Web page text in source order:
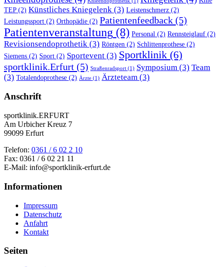
TEP(2) Künstliches Kniegelenk (3) Leistenschmerz (2)
Leistungssport (2) Orthopädie (2) Patientenfeedback (5)
Patientenveranstaltung (8) Personal (2) Rennsteiglauf (2)
Revisionsendoprothetik (3) Röntgen (2) Schlittenprothese (2)
Siemens (2) Sport (2) Sportevent (3) Sportklinik (6)
sportklinik.Erfurt (5) Straßenradsport (1) Symposium (3) Team
(3) Totalendoprothese (2) Ärzte (1) Ärzteteam (3)
Anschrift
sportklinik.ERFURT
Am Urbicher Kreuz 7
99099 Erfurt
Telefon: 0361 / 6 02 2 10
Fax: 0361 / 6 02 21 11
E-Mail: info@sportklinik-erfurt.de
Informationen
Impressum
Datenschutz
Anfahrt
Kontakt
Seiten